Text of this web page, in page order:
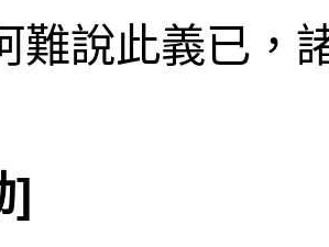
難說此義已，
]